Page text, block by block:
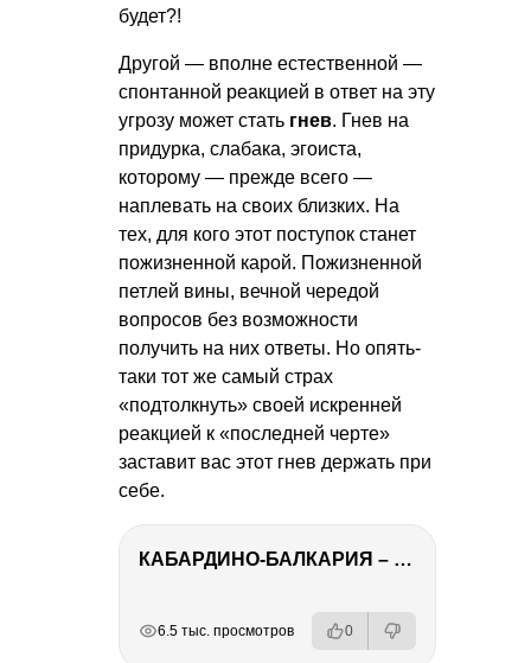
будет?!
Другой — вполне естественной —
спонтанной реакцией в ответ на эту
угрозу может стать гнев. Гнев на
придурка, слабака, эгоиста,
которому — прежде всего —
наплевать на своих близких. На
тех, для кого этот поступок станет
пожизненной карой. Пожизненной
петлей вины, вечной чередой
вопросов без возможности
получить на них ответы. Но опять-
таки тот же самый страх
«подтолкнуть» своей искренней
реакцией к «последней черте»
заставит вас этот гнев держать при
себе.
КАБАРДИНО-БАЛКАРИЯ – ПУТЕШЕСТВИЕ НА КАВКАЗ часть 3
6.5 тыс. просмотров 0